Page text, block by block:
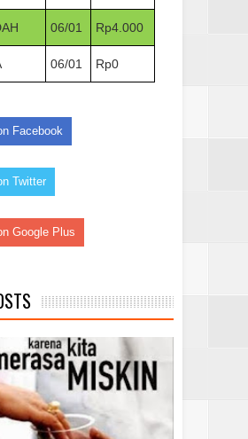
06/01 Rp4.000
06/01 Rp0
Facebook
Twitter
Google Plus